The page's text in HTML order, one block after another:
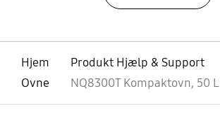
Hjem Produkt Hjælp & Support
Ovne
NQ8300T Kompaktovn, 50 L